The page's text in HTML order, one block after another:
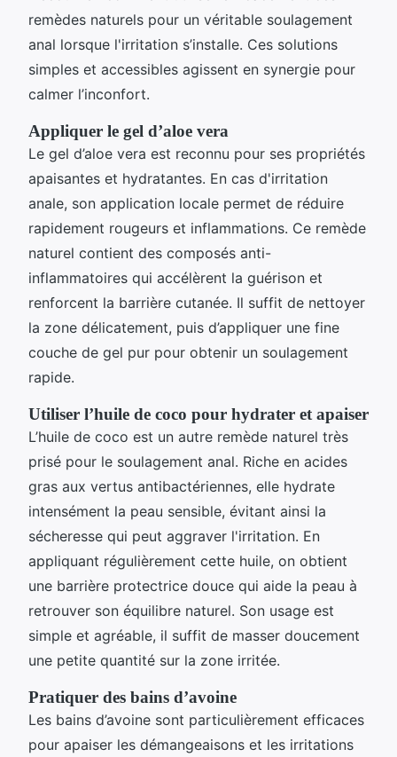
remèdes naturels pour un véritable soulagement
anal lorsque l'irritation s’installe. Ces solutions
simples et accessibles agissent en synergie pour
calmer l’inconfort.
Appliquer le gel d’aloe vera
Le gel d’aloe vera est reconnu pour ses propriétés
apaisantes et hydratantes. En cas d'irritation
anale, son application locale permet de réduire
rapidement rougeurs et inflammations. Ce remède
naturel contient des composés anti-
inflammatoires qui accélèrent la guérison et
renforcent la barrière cutanée. Il suffit de nettoyer
la zone délicatement, puis d’appliquer une fine
couche de gel pur pour obtenir un soulagement
rapide.
Utiliser l’huile de coco pour hydrater et apaiser
L’huile de coco est un autre remède naturel très
prisé pour le soulagement anal. Riche en acides
gras aux vertus antibactériennes, elle hydrate
intensément la peau sensible, évitant ainsi la
sécheresse qui peut aggraver l'irritation. En
appliquant régulièrement cette huile, on obtient
une barrière protectrice douce qui aide la peau à
retrouver son équilibre naturel. Son usage est
simple et agréable, il suffit de masser doucement
une petite quantité sur la zone irritée.
Pratiquer des bains d’avoine
Les bains d’avoine sont particulièrement efficaces
pour apaiser les démangeaisons et les irritations